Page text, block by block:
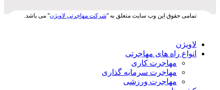
تمامی حقوق این وب سایت متعلق به "شرکت مهاجرتی لاویژن" می باشد.
لاویژن
انواع راه های مهاجرتی
مهاجرت کاری
مهاجرت سرمایه گذاری
مهاجرت ورزشی